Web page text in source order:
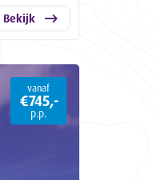
Bekijk
vanaf
€745,-
p.p.